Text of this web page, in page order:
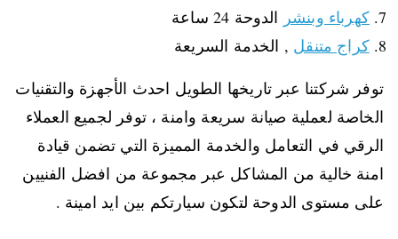
كهرباء وبنشر الدوحة 24 ساعة
كراج متنقل , الخدمة السريعة
توفر شركتنا عبر تاريخها الطويل احدث الأجهزة والتقنيات
الخاصة لعملية صيانة سريعة وامنة ، توفر لجميع العملاء
الرقي في التعامل والخدمة المميزة التي تضمن قيادة
امنة خالية من المشاكل عبر مجموعة من افضل الفنيين
على مستوى الدوحة لتكون سيارتكم بين ايد امينة .